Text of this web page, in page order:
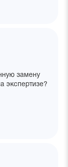
замену
экспертизе?